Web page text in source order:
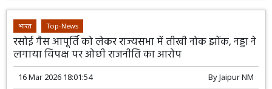
भारत Top-News
रसोई गैस आपूर्ति को लेकर राज्यसभा में तीखी नोक झोंक, नड्डा ने
लगाया विपक्ष पर ओछी राजनीति का आरोप
16 Mar 2026 18:01:54 ByJaipur NM